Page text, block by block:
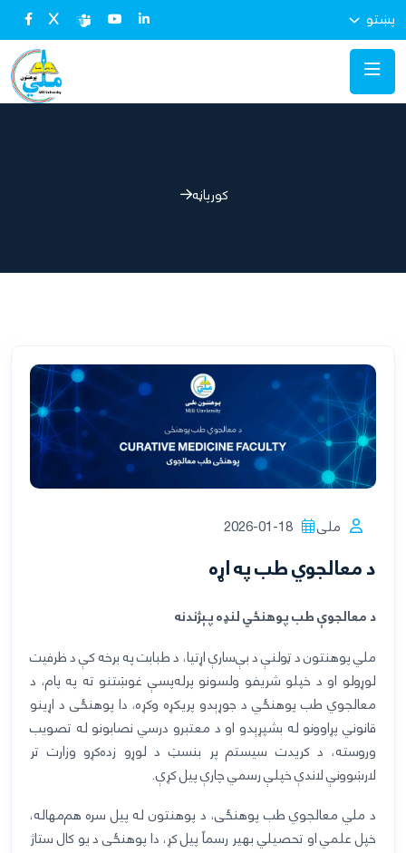
پښتو
کورپاڼه
ملی 2026-01-18
د معالجوي طب په اړه
د معالجوې طب پوهنځي لنډه پېژندنه
ملي پوهنتوند ټولنې د بې‌سارې اړتیا، د طبابت په برخه کې د ظرفیت
لوړولو او د خپلو شریفو ولسونو پرله‌پسې غوښتنو ته په پام، د
معالجوي طب پوهنځي د جوړېدو پریکړه وکړه، دا پوهنځی د اړینو
قانوني پړاوونو له بشپړېدو او د معتبرو درسي نصابونو له تصویب
وروسته، د کریدت سیستم پر بنسټ د لوړو زده‌کړو وزارت تر
لارښوونې لاندې خپلې رسمي چارېپیل کړې.
د ملي معالجوي طب پوهنځی، د پوهنتون له پیل سره هممهاله،
خپل علمي او تحصیلي بهیر رسماً پیل کړ،دا پوهنځید يو کال ستاژ